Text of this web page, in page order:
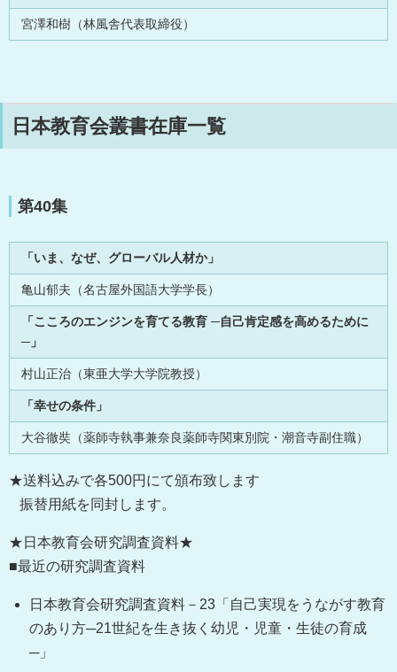
宮澤和樹（林風舎代表取締役）
日本教育会叢書在庫一覧
第40集
「いま、なぜ、グローバル人材か」
亀山郁夫（名古屋外国語大学学長）
「こころのエンジンを育てる教育 ─自己肯定感を高めるために
─」
村山正治（東亜大学大学院教授）
「幸せの条件」
大谷徹奘（薬師寺執事兼奈良薬師寺関東別院・潮音寺副住職）
★送料込みで各500円にて頒布致します
振替用紙を同封します。
★日本教育会研究調査資料★
■最近の研究調査資料
日本教育会研究調査資料－23「自己実現をうながす教育
のあり方─21世紀を生き抜く幼児・児童・生徒の育成
─」